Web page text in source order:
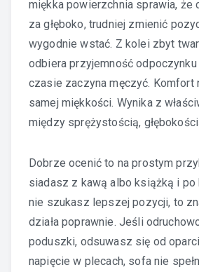
miękka powierzchnia sprawia, że
za głęboko, trudniej zmienić
wygodnie wstać. Z kolei zbyt
odbiera przyjemność
czasie zaczyna męczyć. Komfort
samej miękkości. Wynika z
między sprężystością,
Dobrze ocenić to na prostym
siadasz z kawą albo książką i po
nie szukasz lepszej pozycji, to
działa poprawnie. Jeśli
poduszki, odsuwasz się od
napięcie w plecach, sofa nie